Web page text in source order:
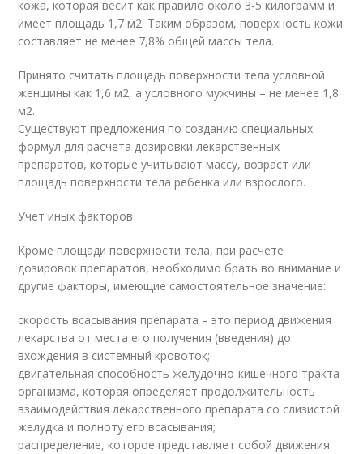
кожа, которая весит как правило около 3-5 килограмм и
имеет площадь 1,7 м2. Таким образом, поверхность кожи
составляет не менее 7,8% общей массы тела.
Принято считать площадь поверхности тела условной
женщины как 1,6 м2, а условного мужчины – не менее 1,8
м2.
Существуют предложения по созданию специальных
формул для расчета дозировки лекарственных
препаратов, которые учитывают массу, возраст или
площадь поверхности тела ребенка или взрослого.
Учет иных факторов
Кроме площади поверхности тела, при расчете
дозировок препаратов, необходимо брать во внимание и
другие факторы, имеющие самостоятельное значение:
скорость всасывания препарата – это период движения
лекарства от места его получения (введения) до
вхождения в системный кровоток;
двигательная способность желудочно-кишечного тракта
организма, которая определяет продолжительность
взаимодействия лекарственного препарата со слизистой
желудка и полноту его всасывания;
распределение, которое представляет собой движения